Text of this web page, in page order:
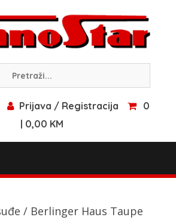
Prijava / Registracija
0
| 0,00 KM
/ Berlinger Haus Taupe